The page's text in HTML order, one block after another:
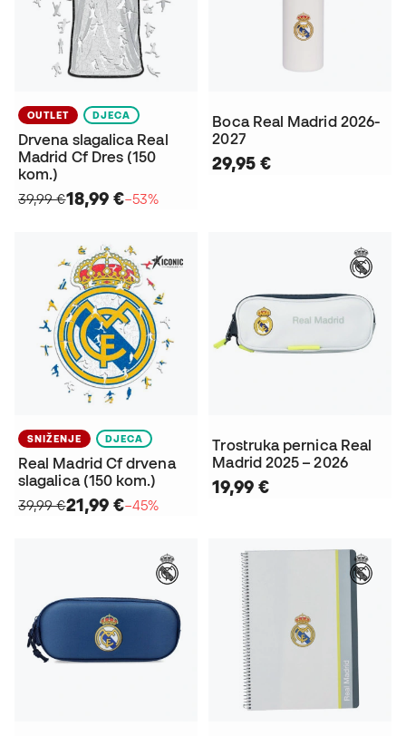
OUTLET DJECA
Drvena slagalica Real
Madrid Cf Dres (150
kom.)
39,99 €18,99 €−53%
Boca Real Madrid 2026-
2027
29,95 €
SNIŽENJE DJECA
Real Madrid Cf drvena
slagalica (150 kom.)
39,99 €21,99 €−45%
Trostruka pernica Real
Madrid 2025 – 2026
19,99 €